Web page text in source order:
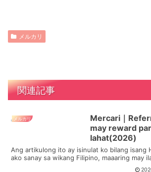
メルカリ
関連記事
メルカリ
Mercari｜
may reward
lahat(2026)
Ang artikulong ito ay isinulat ko bilang isang
ako sanay sa wikang Filipino, maaaring may